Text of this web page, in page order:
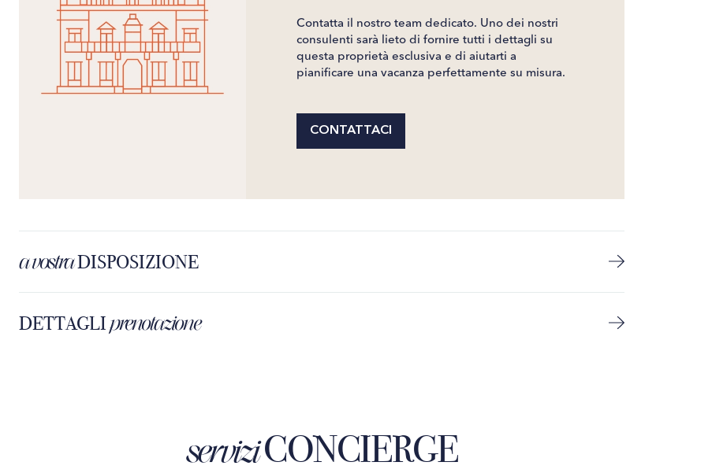
Contatta il nostro team dedicato. Uno dei nostri
consulenti sarà lieto di fornire tutti i dettagli su
questa proprietà esclusiva e di aiutarti a
pianificare una vacanza perfettamente su misura.
CONTATTACI
a vostraDISPOSIZIONE
DETTAGLIprenotazione
serviziCONCIERGE